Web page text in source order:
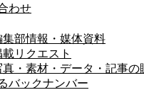
わせ
集部情報・媒体資料
載リクエスト
真・素材・データ・記事の
バックナンバー